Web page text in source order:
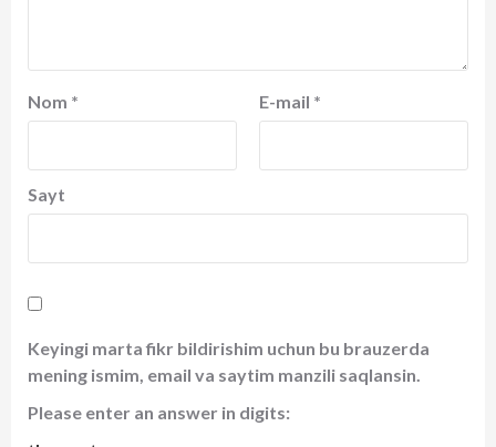
Nom * E-mail *
Sayt
Keyingi marta fikr bildirishim uchun bu brauzerda
mening ismim, email va saytim manzili saqlansin.
Please enter an answer in digits: